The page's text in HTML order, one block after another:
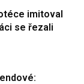
imitoval
se řezali